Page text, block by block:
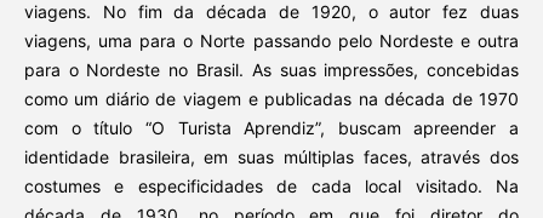
viagens. No fim da década de 1920, o autor fez duas
viagens, uma para o Norte passando pelo Nordeste e outra
para o Nordeste no Brasil. As suas impressões, concebidas
como um diário de viagem e publicadas na década de 1970
com o título “O Turista Aprendiz”, buscam apreender a
identidade brasileira, em suas múltiplas faces, através dos
costumes e especificidades de cada local visitado. Na